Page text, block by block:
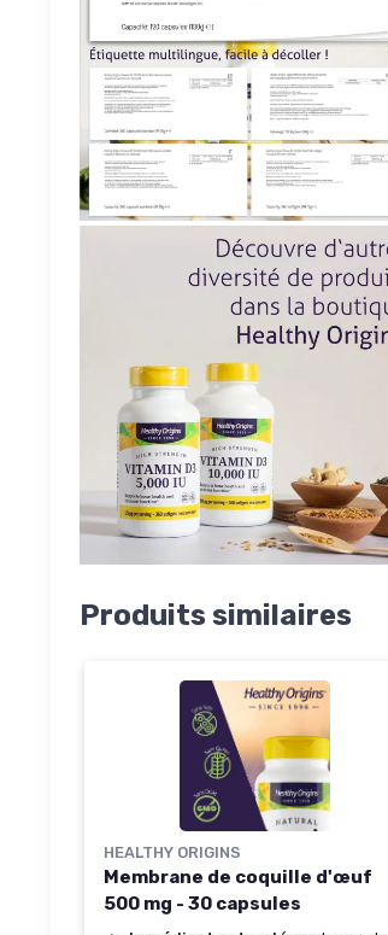
Produits similaires
HEALTHY ORIGINS
Membrane de coquille d'œuf
500 mg - 30 capsules